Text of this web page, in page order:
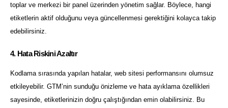
toplar ve merkezi bir panel üzerinden yönetim sağlar. Böylece, hangi
etiketlerin aktif olduğunu veya güncellenmesi gerektiğini kolayca takip
edebilirsiniz.
4. Hata Riskini Azaltır
Kodlama sırasında yapılan hatalar, web sitesi performansını olumsuz
etkileyebilir. GTM’nin sunduğu önizleme ve hata ayıklama özellikleri
sayesinde, etiketlerinizin doğru çalıştığından emin olabilirsiniz. Bu